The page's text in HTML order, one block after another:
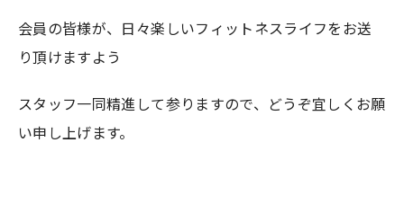
会員の皆様が、日々楽しいフィットネスライフをお送
り頂けますよう
スタッフ一同精進して参りますので、どうぞ宜しくお願
い申し上げます。